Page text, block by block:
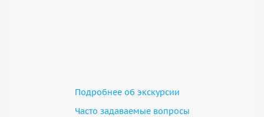
Подробнее об экскурсии
Часто задаваемые вопросы